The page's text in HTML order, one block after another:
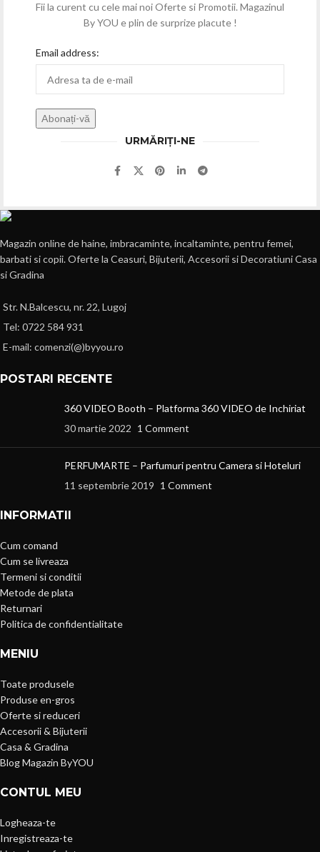
Fii la curent cu cele mai noi Oferte si Promotii. Magazinul
By YOU e plin de surprize placute !
Email address:
URMĂRIȚI-NE
Magazin online de haine, imbracaminte, incaltaminte, pentru femei,
barbati si copii. Oferte la Ceasuri, Bijuterii, Accesorii si Decoratiuni Casa
si Gradina
Str. N.Balcescu, nr. 22, Lugoj
Tel: 0722 584 931
E-mail: comenzi(@)byyou.ro
POSTARI RECENTE
360 VIDEO Booth – Platforma 360 VIDEO de Inchiriat
30 martie 2022 1 Comment
PERFUMARTE – Parfumuri pentru Camera si Hoteluri
11 septembrie 2019 1 Comment
INFORMATII
Cum comand
Cum se livreaza
Termeni si conditii
Metode de plata
Returnari
Politica de confidentialitate
MENIU
Toate produsele
Produse en-gros
Oferte si reduceri
Accesorii & Bijuterii
Casa & Gradina
Blog Magazin ByYOU
CONTUL MEU
Logheaza-te
Inregistreaza-te